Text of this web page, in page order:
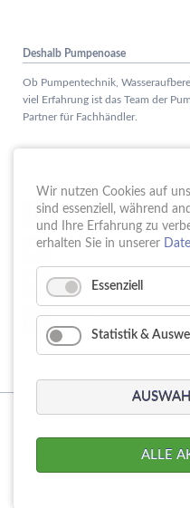
Deshalb Pumpenoase
Ob Pumpentechnik,
viel Erfahrung ist das Team der
Partner für Fachhändler.
15. Schule trifft Wirtschaft bei
18. Vortrag IT-Sicherheit
16 Jahre PUMPENoase
23.
überspringen
Datenschutz
Wir nutzen Cookies auf
sind essenziell, während
und Ihre Erfahrung zu
erhalten Sie in unserer
Essenziell
Statistik &
ALLE